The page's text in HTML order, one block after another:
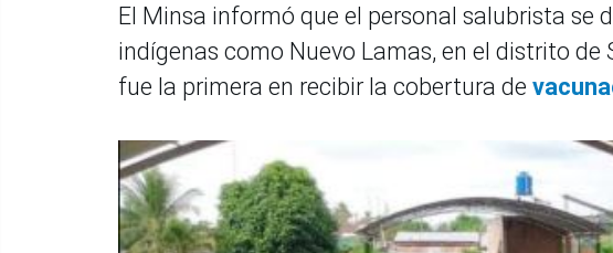
El Minsa informó que el personal salubrista se
indígenas como Nuevo Lamas, en el distrito
fue la primera en recibir la cobertura de